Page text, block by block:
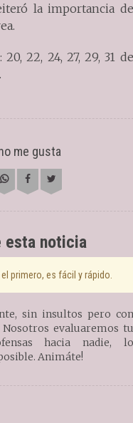
la importancia de
22, 24, 27, 29, 31 de
me gusta
esta noticia
primero, es fácil y rápido.
sin insultos pero con
evaluaremos tu
hacia nadie, lo
Animáte!